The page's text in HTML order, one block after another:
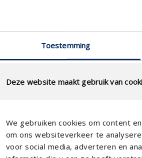
Toestemming
Deze website maakt gebruik van
We gebruiken cookies om content
om ons websiteverkeer te
voor social media, adverteren en